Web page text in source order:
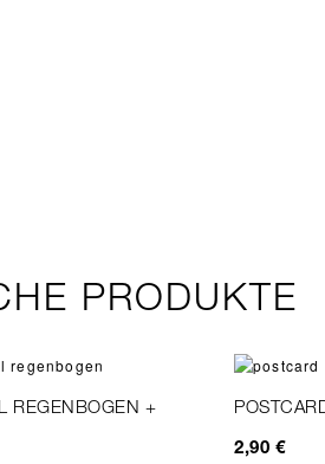
PRODUKTE
REGENBOGEN +
2,90 €